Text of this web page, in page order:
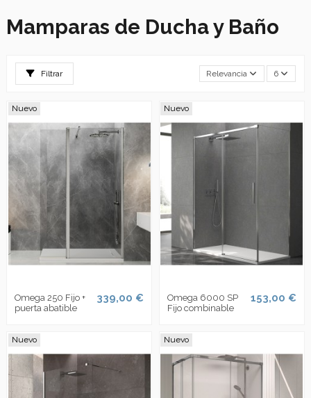
Mamparas de Ducha y Baño
Filtrar Relevancia 6
Nuevo
Omega 250 Fijo +
puerta abatible
339,00 €
Nuevo
Omega 6000 SP
Fijo combinable
153,00 €
Nuevo Nuevo